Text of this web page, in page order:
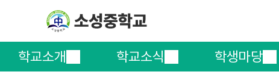
학교소개 학교소식 학생마당